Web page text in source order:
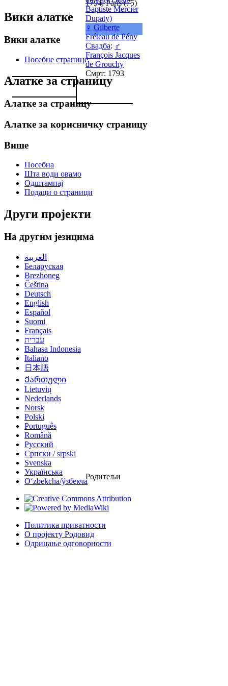
1794, Paris (75)
Baptiste Mercier
Dupaty)
♀ Gilberte
Fréteau de Pény
Свадба: ♂
François Jacques
de Grouchy
Смрт: 1793
Родитељи
Вики алатке
Вики алатке
Посебне странице
Алатке за страницу
Алатке за страницу
Алатке за корисничку страницу
Више
Посебна
Шта води овамо
Одштампај
Подаци о страници
Други пројекти
На другим језицима
العربية
Беларуская
Brezhoneg
Čeština
Deutsch
English
Español
Suomi
Français
עברית
Bahasa Indonesia
Italiano
日本語
Ქართული
Lietuvių
Nederlands
Norsk
Polski
Português
Română
Русский
Српски / srpski
Svenska
Українська
Oʻzbekcha/ўзбекча
Политика приватности
О пројекту Родовид
Одрицање одговорности